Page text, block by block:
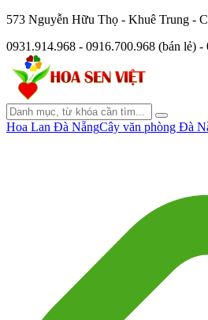
573 Nguyễn Hữu Thọ - Khuê Trung -
0931.914.968 - 0916.700.968 (bán lẻ)
Hoa Lan Đà NẵngCây văn phòng Đà